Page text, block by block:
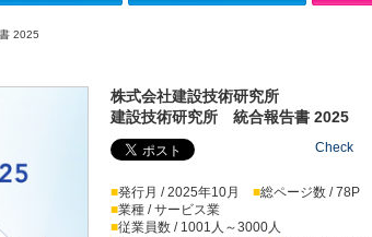
2025
株式会社建設技術研究所
建設技術研究所 統合報告書 2025
Check
■発行月 / 2025年10月 ■総ページ数 / 78P
■業種 / サービス業
■従業員数 / 1001人～3000人